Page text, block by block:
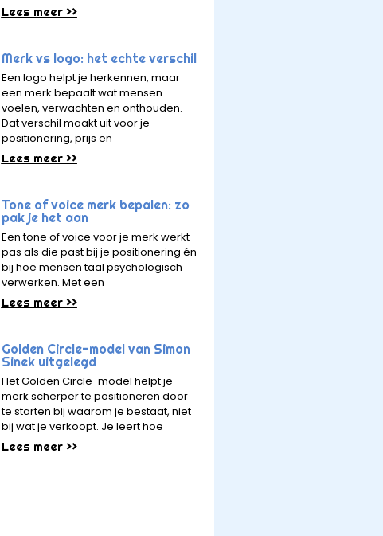
Lees meer >>
Merk vs logo: het echte verschil
Een logo helpt je herkennen, maar
een merk bepaalt wat mensen
voelen, verwachten en onthouden.
Dat verschil maakt uit voor je
positionering, prijs en
Lees meer >>
Tone of voice merk bepalen: zo
pak je het aan
Een tone of voice voor je merk werkt
pas als die past bij je positionering én
bij hoe mensen taal psychologisch
verwerken. Met een
Lees meer >>
Golden Circle-model van Simon
Sinek uitgelegd
Het Golden Circle-model helpt je
merk scherper te positioneren door
te starten bij waarom je bestaat, niet
bij wat je verkoopt. Je leert hoe
Lees meer >>